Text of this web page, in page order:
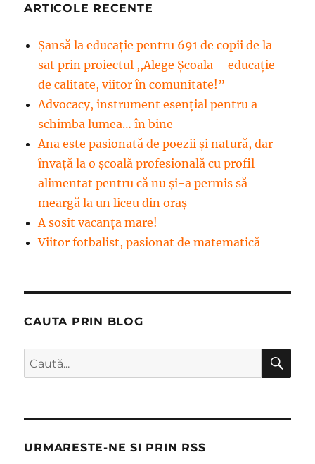
ARTICOLE RECENTE
Șansă la educație pentru 691 de copii de la
sat prin proiectul ,,Alege Școala – educație
de calitate, viitor în comunitate!”
Advocacy, instrument esenţial pentru a
schimba lumea… în bine
Ana este pasionată de poezii și natură, dar
învață la o școală profesională cu profil
alimentat pentru că nu și-a permis să
meargă la un liceu din oraș
A sosit vacanța mare!
Viitor fotbalist, pasionat de matematică
CAUTA PRIN BLOG
Caută
după:
URMARESTE-NE SI PRIN RSS